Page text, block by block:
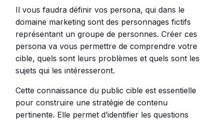
Il vous faudra définir vos persona, qui dans le
domaine marketing sont des personnages fictifs
représentant un groupe de personnes. Créer ces
persona va vous permettre de comprendre votre
cible, quels sont leurs problèmes et quels sont les
sujets qui les intéresseront.
Cette connaissance du public cible est essentielle
pour construire une stratégie de contenu
pertinente. Elle permet d’identifier les questions